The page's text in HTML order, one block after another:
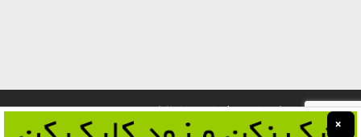
تمامی حقوق برای سایت پول یابی محفوظ است.
×